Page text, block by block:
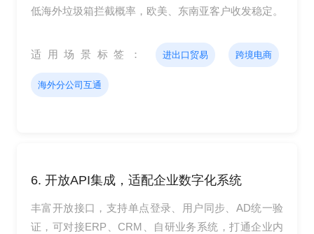
低海外垃圾箱拦截概率，欧美、东南亚客户收发稳定。
适用场景标签： 进出口贸易 跨境电商
海外分公司互通
6. 开放API集成，适配企业数字化系统
丰富开放接口，支持单点登录、用户同步、AD统一验
证，可对接ERP、CRM、自研业务系统，打通企业内